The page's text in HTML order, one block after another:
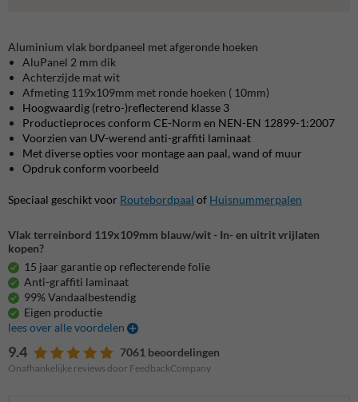
Aluminium vlak bordpaneel met afgeronde hoeken
AluPanel 2 mm dik
Achterzijde mat wit
Afmeting 119x109mm met ronde hoeken ( 10mm)
Hoogwaardig (retro-)reflecterend klasse 3
Productieproces conform CE-Norm en NEN-EN 12899-1:2007
Voorzien van UV-werend anti-graffiti laminaat
Met diverse opties voor montage aan paal, wand of muur
Opdruk conform voorbeeld
Speciaal geschikt voor Routebordpaal of Huisnummerpalen
Vlak terreinbord 119x109mm blauw/wit - In- en uitrit vrijlaten
kopen?
15 jaar garantie op reflecterende folie
Anti-graffiti laminaat
99% Vandaalbestendig
Eigen productie
lees over alle voordelen
9.4 7061 beoordelingen
Onafhankelijke reviews door FeedbackCompany